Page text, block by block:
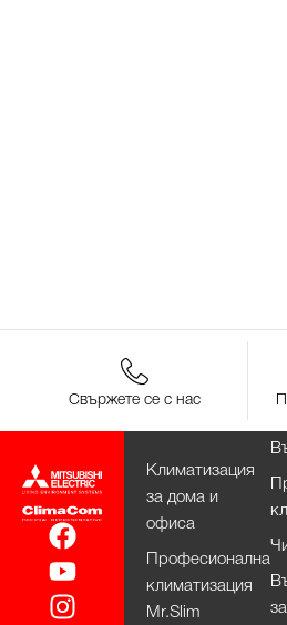
Свържете се с нас
Климатизация
за дома и
офиса
Професионална
климатизация
Mr.Slim